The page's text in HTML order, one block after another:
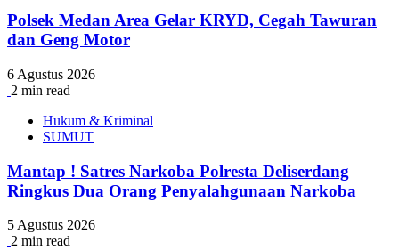
Polsek Medan Area Gelar KRYD, Cegah Tawuran
dan Geng Motor
6 Agustus 2026
2 min read
Hukum & Kriminal
SUMUT
Mantap ! Satres Narkoba Polresta Deliserdang
Ringkus Dua Orang Penyalahgunaan Narkoba
5 Agustus 2026
2 min read